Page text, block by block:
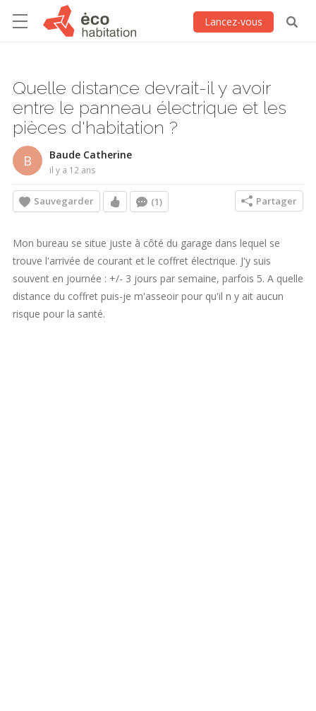
Lancez-vous
Quelle distance devrait-il y avoir
entre le panneau électrique et les
pièces d'habitation ?
B Baude Catherine
il y a 12 ans
Sauvegarder (1) Partager
Mon bureau se situe juste à côté du garage dans lequel se
trouve l'arrivée de courant et le coffret électrique. J'y suis
souvent en journée : +/- 3 jours par semaine, parfois 5. A quelle
distance du coffret puis-je m'asseoir pour qu'il n y ait aucun
risque pour la santé.